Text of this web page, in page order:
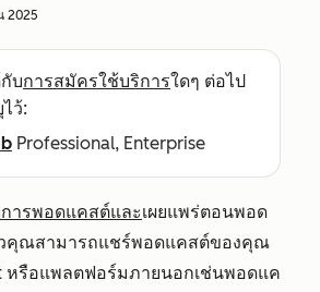
2025
บการสมัครใช้บริการใดๆ ต่อไป
ว้:
Professional, Enterprise
การพอดแคสต์และเผยแพร่ตอนพอด
คุณสามารถแชร์พอดแคสต์ของคุณ
หรือแพลตฟอร์มภายนอกเช่นพอดแค